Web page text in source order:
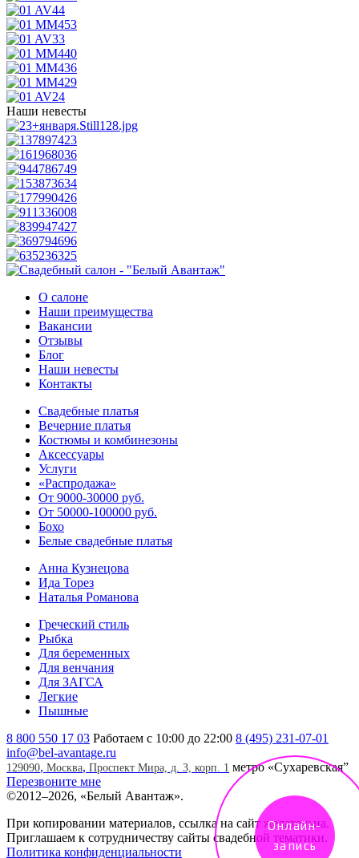
Наши невесты
О салоне
Наши преимущества
Вакансии
Отзывы
Блог
Наши невесты
Контакты
Свадебные платья
Вечерние платья
Костюмы и комбинезоны
Аксессуары
Услуги
«Распродажа»
От 9000-30000 руб.
От 50000-100000 руб.
Бохо
Белые свадебные платья
Анна Кузнецова
Ида Торез
Наталья Романова
Греческий стиль
Рыбка
Для беременных
Для венчания
Для ЗАГСА
Легкие
Пышные
8 800 550 17 03 Работаем с 10:00 до 22:00 8 (495) 231-07-01
info@bel-avantage.ru
129090, Москва, Проспект Мира, д. 3, корп. 1 метро «Сухаревская”
Перезвоните мне
©2012–2026, «Белый Авантаж».
При копировании материалов, ссылка на сайт желательна.
Приглашаем к сотрудничеству сайты свадебной тематики.
Политика конфиденциальности
Онлайн-
запись